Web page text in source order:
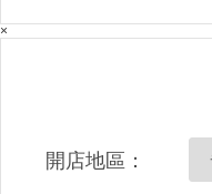
×
開店地區：